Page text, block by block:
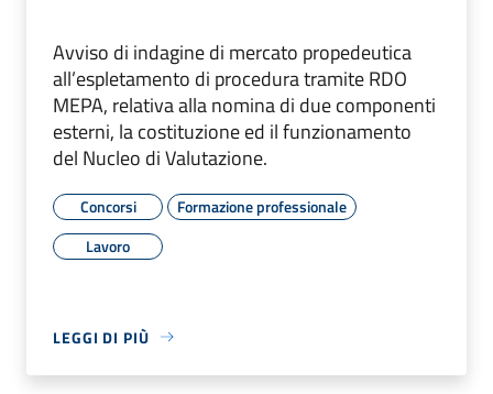
Avviso di indagine di mercato propedeutica
all’espletamento di procedura tramite RDO
MEPA, relativa alla nomina di due componenti
esterni, la costituzione ed il funzionamento
del Nucleo di Valutazione.
Concorsi
Formazione professionale
Lavoro
LEGGI DI PIÙ